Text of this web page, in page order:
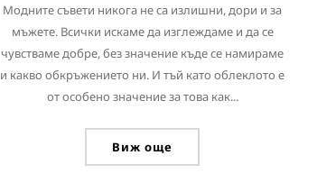
Модните съвети никога не са излишни, дори и за
мъжете. Всички искаме да изглеждаме и да се
чувстваме добре, без значение къде се намираме
и какво обкръжението ни. И тъй като облеклото е
от особено значение за това как...
Виж още